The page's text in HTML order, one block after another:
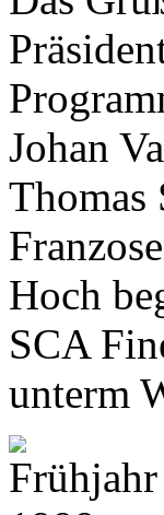
Johan
Thomas
Hoch
SCA
unterm